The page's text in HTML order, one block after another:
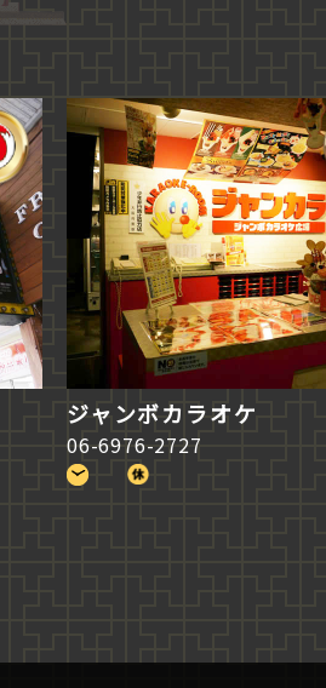
ジャンボカラオケ
06-6976-2727